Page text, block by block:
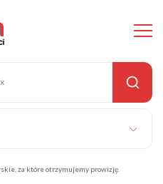
za które otrzymujemy prowizję.